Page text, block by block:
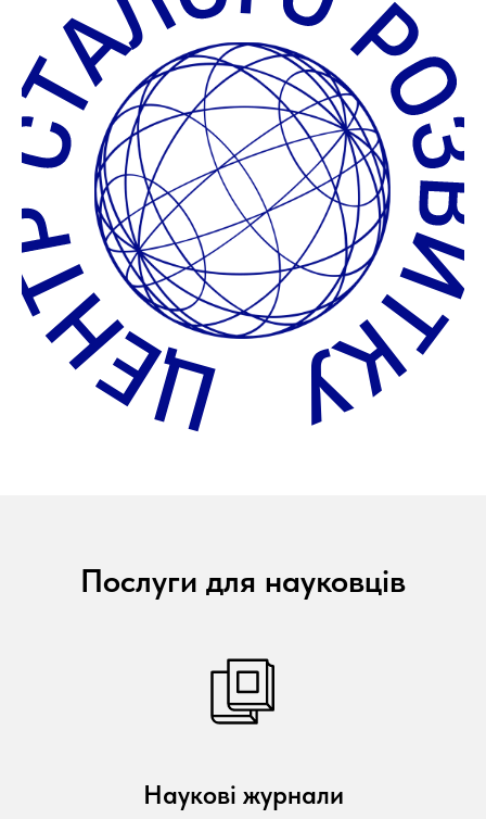
Послуги для науковців
Наукові журнали